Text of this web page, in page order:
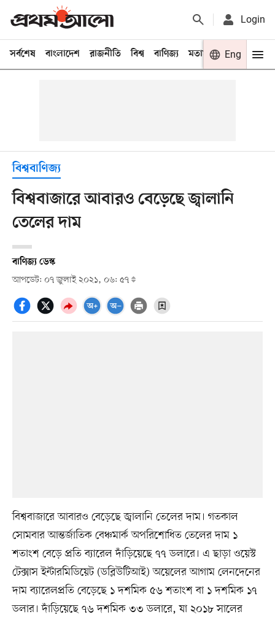
Login
সর্বশেষ বাংলাদেশ রাজনীতি বিশ্ব বাণিজ্য মতামত খেলা
Eng
বিশ্ববাণিজ্য
বিশ্ববাজারে আবারও বেড়েছে জ্বালানি
তেলের দাম
বাণিজ্য ডেস্ক
আপডেট: ০৭ জুলাই ২০২১, ০৬: ৫৭
বিশ্ববাজারে আবারও বেড়েছে জ্বালানি তেলের দাম। গতকাল
সোমবার আন্তর্জাতিক বেঞ্চমার্ক অপরিশোধিত তেলের দাম ১
শতাংশ বেড়ে প্রতি ব্যারেল দাঁড়িয়েছে ৭৭ ডলারে। এ ছাড়া ওয়েস্ট
টেক্সাস ইন্টারমিডিয়েট (ডব্লিউটিআই) অয়েলের আগাম লেনদেনের
দাম ব্যারেলপ্রতি বেড়েছে ১ দশমিক ৫৬ শতাংশ বা ১ দশমিক ১৭
ডলার। দাঁড়িয়েছে ৭৬ দশমিক ৩৩ ডলারে, যা ২০১৮ সালের